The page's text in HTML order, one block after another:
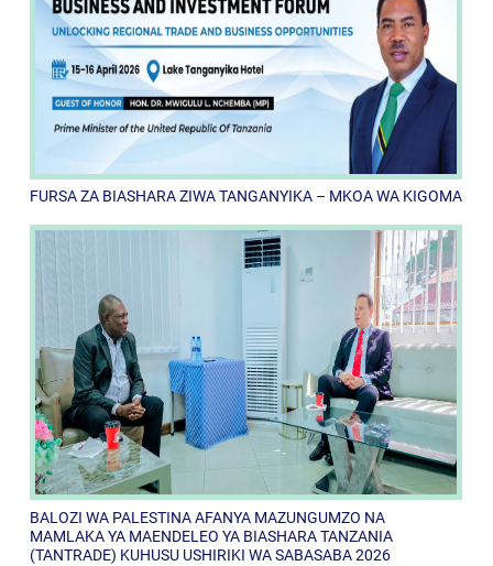
FURSA ZA BIASHARA ZIWA TANGANYIKA – MKOA WA KIGOMA
BALOZI WA PALESTINA AFANYA MAZUNGUMZO NA
MAMLAKA YA MAENDELEO YA BIASHARA TANZANIA
(TANTRADE) KUHUSU USHIRIKI WA SABASABA 2026